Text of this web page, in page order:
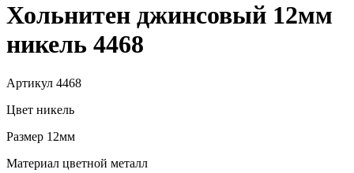
Хольнитен джинсовый 12мм
никель 4468
Артикул 4468
Цвет никель
Размер 12мм
Материал цветной металл